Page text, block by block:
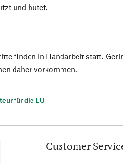
und hütet.
finden in Handarbeit statt.
daher vorkommen.
für die EU
Customer